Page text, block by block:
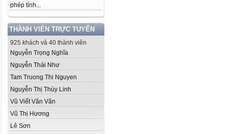
phép tính...
THÀNH VIÊN TRỰC TUYẾN
925 khách và 40 thành viên
Nguyễn Trọng Nghĩa
Nguyễn Thái Như
Tam Truong Thi Nguyen
Nguyễn Thị Thùy Linh
Vũ Viết Văn Văn
Vũ Thị Hương
Lê Sơn